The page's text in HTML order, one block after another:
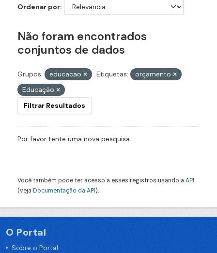
Ordenar por
Não foram encontrados
conjuntos de dados
Grupos: educacao Etiquetas:
orçamento
Educação
Filtrar Resultados
Por favor tente uma nova pesquisa.
Você também pode ter acesso a esses registros usando a API
(veja Documentação da API).
O Portal
Sobre o Portal